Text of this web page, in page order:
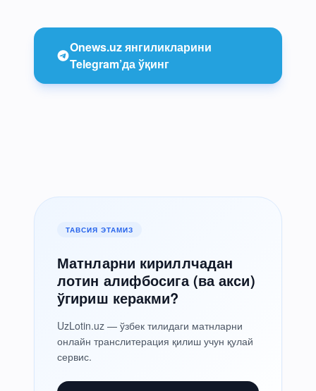
Onews.uz янгиликларини
Telegram’да ўқинг
ТАВСИЯ ЭТАМИЗ
Матнларни кириллчадан
лотин алифбосига (ва акси)
ўгириш керакми?
UzLotin.uz — ўзбек тилидаги матнларни
онлайн транслитерация қилиш учун қулай
сервис.